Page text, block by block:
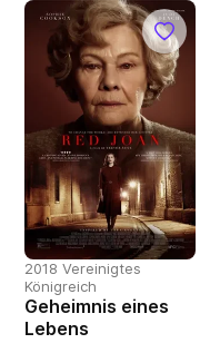
2018 Vereinigtes
Königreich
Geheimnis eines
Lebens